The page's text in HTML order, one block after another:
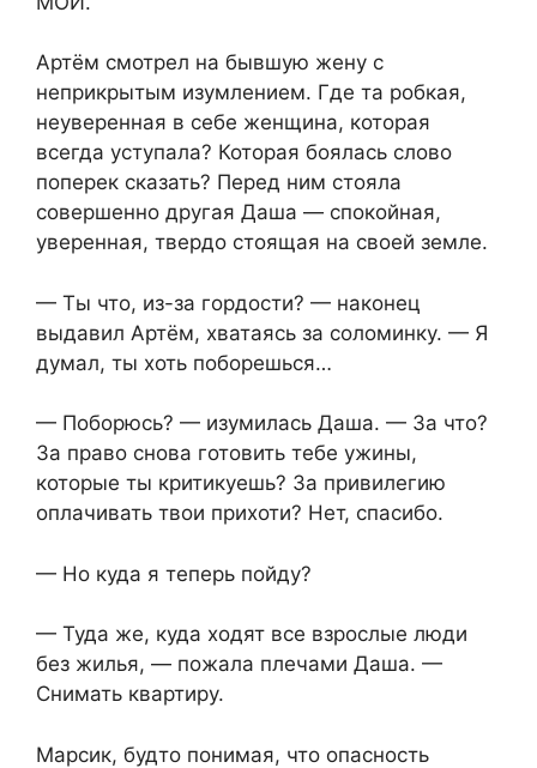
Артём смотрел на бывшую жену с
неприкрытым изумлением. Где та робкая,
неуверенная в себе женщина, которая
всегда уступала? Которая боялась слово
поперек сказать? Перед ним стояла
совершенно другая Даша — спокойная,
уверенная, твердо стоящая на своей земле.
— Ты что, из-за гордости? — наконец
выдавил Артём, хватаясь за соломинку. — Я
думал, ты хоть поборешься…
— Поборюсь? — изумилась Даша. — За что?
За право снова готовить тебе ужины,
которые ты критикуешь? За привилегию
оплачивать твои прихоти? Нет, спасибо.
— Но куда я теперь пойду?
— Туда же, куда ходят все взрослые люди
без жилья, — пожала плечами Даша. —
Снимать квартиру.
Марсик, будто понимая, что опасность